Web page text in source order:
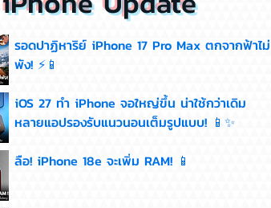
รอดปาฏิหาริย์ iPhone 17 Pro Max ตกจากฟ้าไม่
พัง! ⚡📱
iOS 27 ทำ iPhone จอใหญ่ขึ้น น่าใช้กว่าเดิม
หลายแอปรองรับแนวนอนเต็มรูปแบบ! 📱✨
ลือ! iPhone 18e จะเพิ่ม RAM! 📱